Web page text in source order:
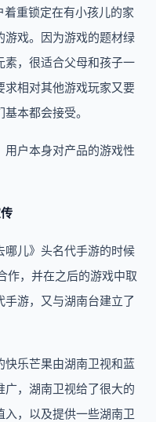
重锁定在有小孩儿的家
游戏。因为游戏的题材绿
，很适合父母和孩子一
相对其他游戏玩家又要
本都会接受。
户本身对产品的游戏性
哪儿》头名代手游的时候
作，并在之后的游戏中取
游，又与湖南台建立了
乐芒果由湖南卫视和蓝
，湖南卫视给了很大的
，以及提供一些湖南卫